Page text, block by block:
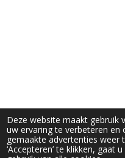
Deze website maakt gebruik
uw ervaring te verbeteren en
gemaakte advertenties weer
‘Accepteren’ te klikken, gaat